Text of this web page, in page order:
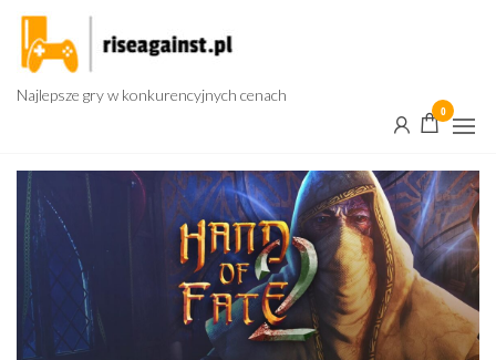
Przejdź
treści
Najlepsze gry w konkurencyjnych cenach
0